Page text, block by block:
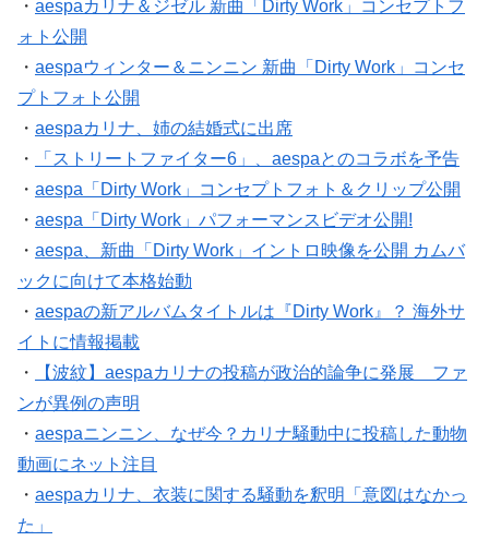
・ aespaカリナ＆ジゼル 新曲「Dirty Work」コンセプトフ
ォト公開
・ aespaウィンター＆ニンニン 新曲「Dirty Work」コンセ
プトフォト公開
・ aespaカリナ、姉の結婚式に出席
・
「ストリートファイター6」、aespaとのコラボを予告
・ aespa「Dirty Work」コンセプトフォト＆クリップ公開
・ aespa「Dirty Work」パフォーマンスビデオ公開!
・ aespa、新曲「Dirty Work」イントロ映像を公開 カムバ
ックに向けて本格始動
・ aespaの新アルバムタイトルは『Dirty Work』？ 海外サ
イトに情報掲載
・
【波紋】aespaカリナの投稿が政治的論争に発展 ファ
ンが異例の声明
・ aespaニンニン、なぜ今？カリナ騒動中に投稿した動物
動画にネット注目
・ aespaカリナ、衣装に関する騒動を釈明「意図はなかっ
た」